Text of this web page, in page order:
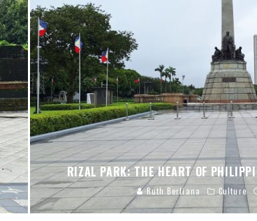
RIZAL PARK: THE HEART OF
Ruth Berliana Culture